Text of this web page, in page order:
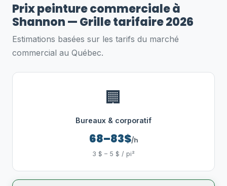
Prix peinture commerciale à
Shannon — Grille tarifaire 2026
Estimations basées sur les tarifs du marché
commercial au Québec.
🏢
Bureaux & corporatif
68–83$/h
3 $ – 5 $ / pi²